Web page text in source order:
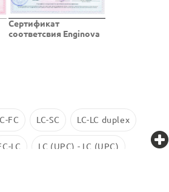
Cертификат
соответсвия Enginova
FC LC-SC LC-LC duplex
LC LC (UPC) - LC (UPC)